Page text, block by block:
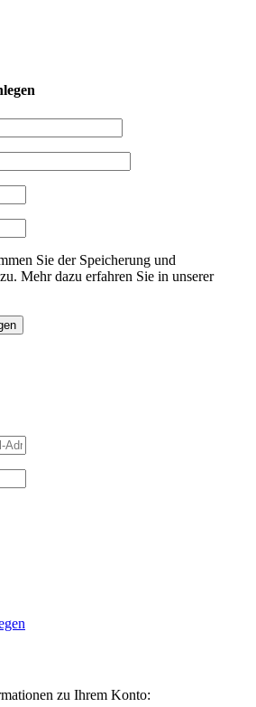
Sie der Speicherung und
Mehr dazu erfahren Sie in unserer
zu Ihrem Konto: